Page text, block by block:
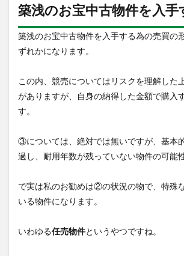
築浅のお宝中古物件を入手
築浅のお宝中古物件を入手する為の売買
ずれかになります。
この内、競売についてはリスクを理解した
がありますが、自身の納得した金額で購入
す。
③については、絶対では無いですが、基本
過し、耐用年数が残っていない物件の可能
で実は私のお勧めは②の状況の物で、特殊
いる物件になります。
いわゆる任売物件というやつですね。